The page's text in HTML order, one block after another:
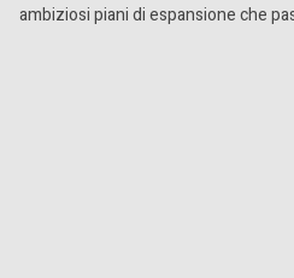
ambiziosi piani di espansione che